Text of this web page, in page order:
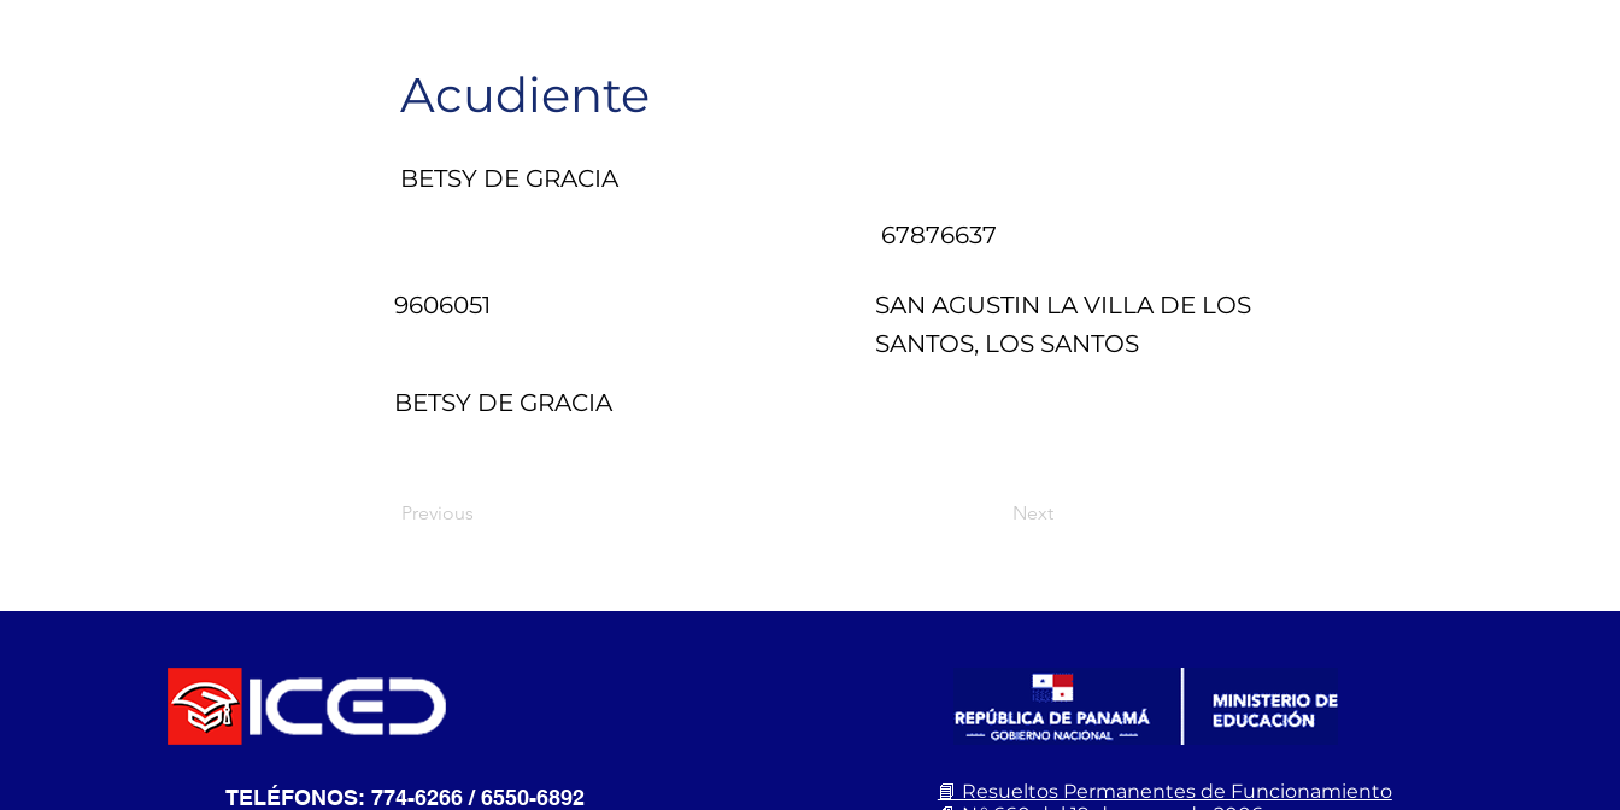
BETSY DE GRACIA
67876637
Acudiente
9606051
SAN AGUSTIN LA VILLA DE LOS
SANTOS, LOS SANTOS
BETSY DE GRACIA
Previous Next
TELÉFONOS: 774-6266 / 6550-6892
📘 Resueltos Permanentes de Funcionamiento